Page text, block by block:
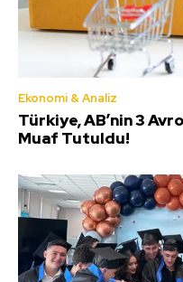
Ekonomi & Analiz
Türkiye, AB’nin 3
Muaf Tutuldu!